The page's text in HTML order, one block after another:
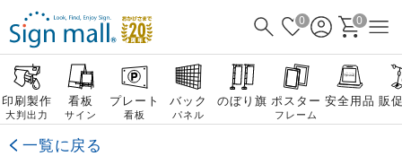
0 0
印刷製作
大判出力
看板
サイン
プレート
看板
バック
パネル
のぼり旗 ポスター
フレーム
安全用品 販
一覧に戻る